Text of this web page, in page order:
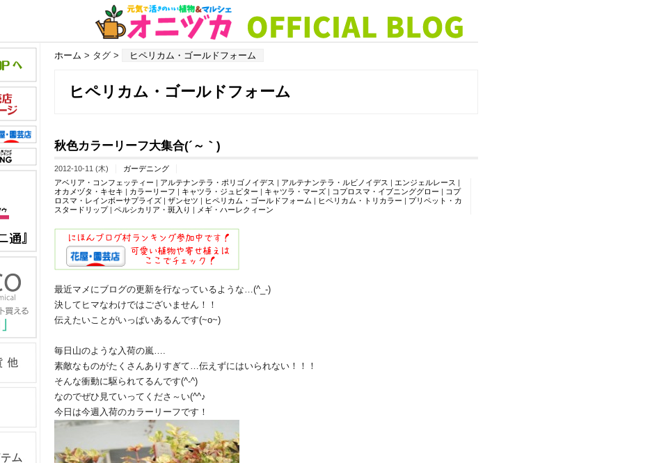
ホーム > タグ > ヒペリカム・ゴールドフォーム
ヒペリカム・ゴールドフォーム
秋色カラーリーフ大集合(´～｀)
2012-10-11 (木)
ガーデニング
アベリア・コンフェッティー | アルテナンテラ・ポリゴノイデス | アルテナンテラ・ルビノイデス | エンジェルレース |
オカメヅタ・キセキ | カラーリーフ | キャツラ・ジュピター | キャツラ・マーズ | コプロスマ・イブニンググロー | コプ
ロスマ・レインボーサプライズ | ザンセツ | ヒペリカム・ゴールドフォーム | ヒペリカム・トリカラー | プリペット・カ
スタードリップ| ペルシカリア・斑入り | メギ・ハーレクィーン
最近マメにブログの更新を行なっているような…(^_-)
決してヒマなわけではございません！！
伝えたいことがいっぱいあるんです(~o~)
毎日山のような入荷の嵐….
素敵なものがたくさんありすぎて…伝えずにはいられない！！！
そんな衝動に駆られてるんです(^-^)
なのでぜひ見ていってくださ～い(^^♪
今日は今週入荷のカラーリーフです！